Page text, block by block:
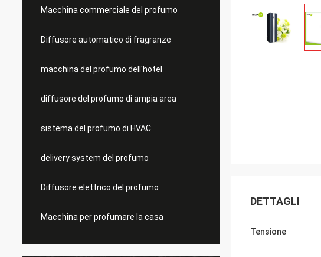
Macchina commerciale del profumo
Diffusore automatico di fragranze
macchina del profumo dell'hotel
diffusore del profumo di ampia area
sistema del profumo di HVAC
delivery system del profumo
Diffusore elettrico del profumo
Macchina per profumare la casa
DETTAGLI
Tensione